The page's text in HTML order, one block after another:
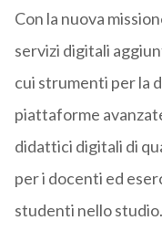
Con la nuova
servizi digitali
cui strumenti per la
piattaforme
didattici digitali di
per i docenti ed
studenti nello studio.